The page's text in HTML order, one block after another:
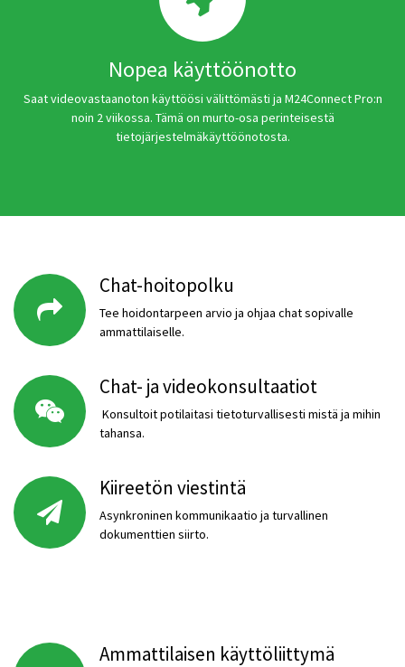
Nopea käyttöönotto
Saat videovastaanoton käyttöösi välittömästi ja M24Connect Pro:n
noin 2 viikossa. Tämä on murto-osa perinteisestä
tietojärjestelmäkäyttöönotosta.
Chat-hoitopolku
Tee hoidontarpeen arvio ja ohjaa chat sopivalle
ammattilaiselle.
Chat- ja videokonsultaatiot
Konsultoit potilaitasi tietoturvallisesti mistä ja mihin
tahansa.
Kiireetön viestintä
Asynkroninen kommunikaatio ja turvallinen
dokumenttien siirto.
Ammattilaisen käyttöliittymä